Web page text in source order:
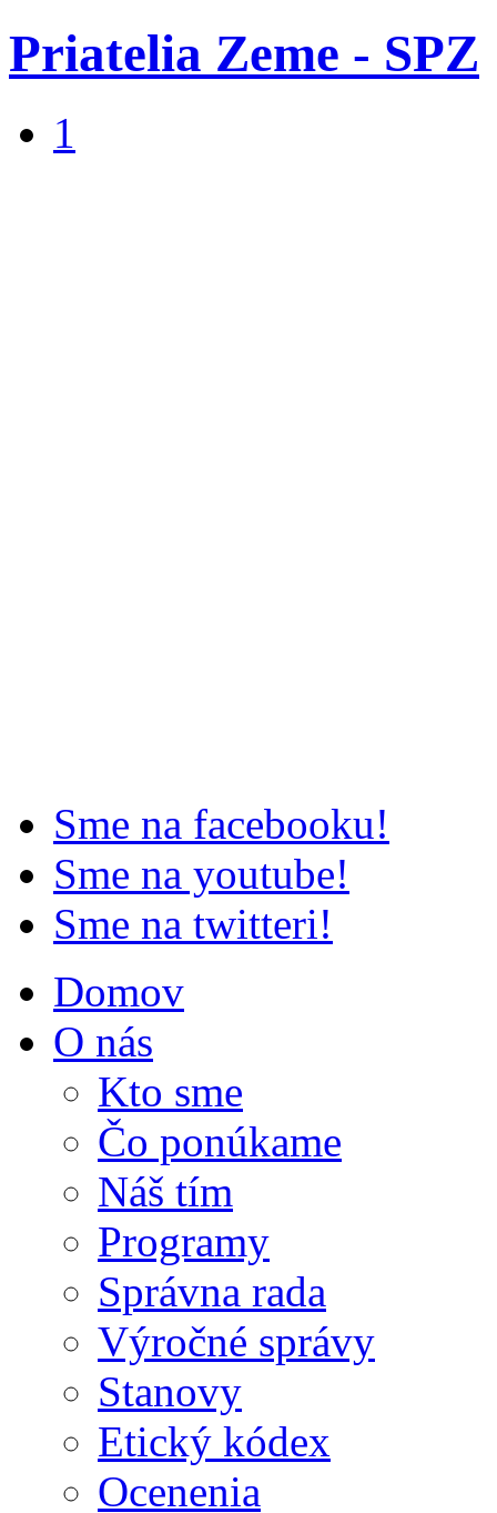
Priatelia Zeme - SPZ
1
Sme na facebooku!
Sme na youtube!
Sme na twitteri!
Domov
O nás
Kto sme
Čo ponúkame
Náš tím
Programy
Správna rada
Výročné správy
Stanovy
Etický kódex
Ocenenia